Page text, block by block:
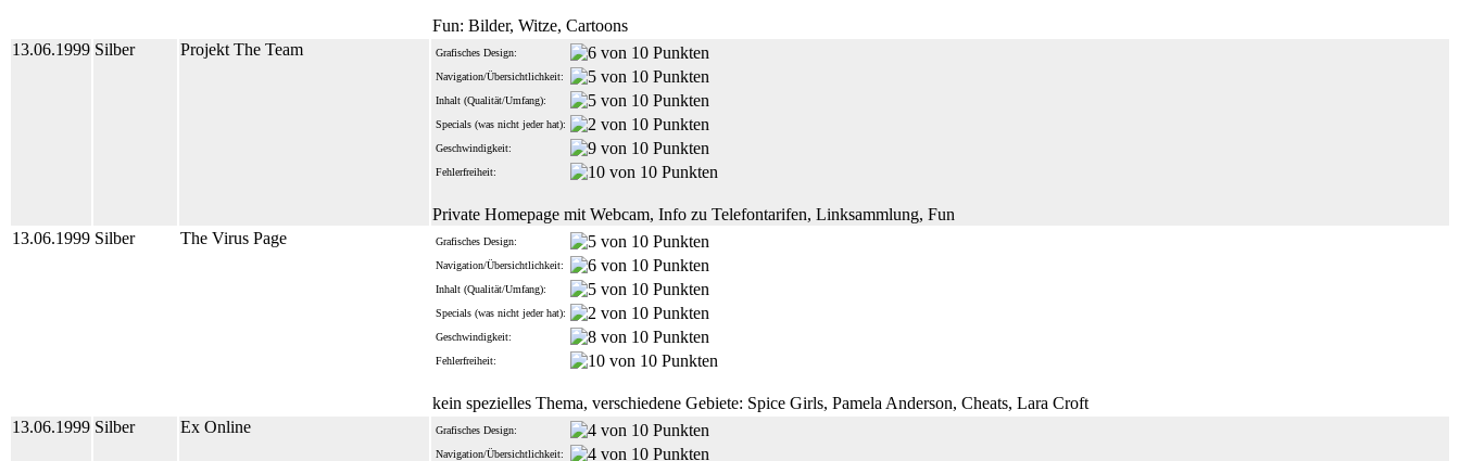
Fun: Bilder, Witze, Cartoons
13.06.1999 Silber Projekt The Team
Grafisches Design:
Navigation/Übersichtlichkeit:
Inhalt (Qualität/Umfang):
Specials (was nicht jeder hat):
Geschwindigkeit:
Fehlerfreiheit:
Private Homepage mit Webcam, Info zu Telefontarifen, Linksammlung, Fun
13.06.1999 Silber The Virus Page
Grafisches Design:
Navigation/Übersichtlichkeit:
Inhalt (Qualität/Umfang):
Specials (was nicht jeder hat):
Geschwindigkeit:
Fehlerfreiheit:
kein spezielles Thema, verschiedene Gebiete: Spice Girls, Pamela Anderson, Cheats, Lara Croft
13.06.1999 Silber Ex Online
Grafisches Design:
Navigation/Übersichtlichkeit: